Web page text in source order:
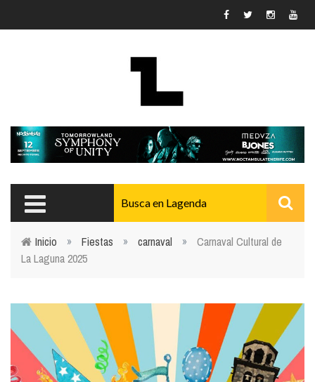
Usted está aquí
Inicio » Fiestas » carnaval »
Carnaval Cultural de
La Laguna 2025